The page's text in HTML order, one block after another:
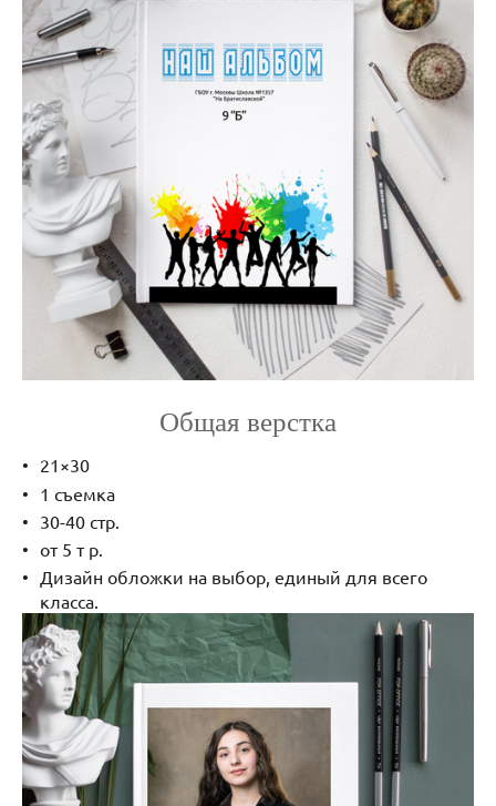
Общая верстка
21×30
1 съемка
30-40 стр.
от 5 т р.
Дизайн обложки на выбор, единый для всего
класса.